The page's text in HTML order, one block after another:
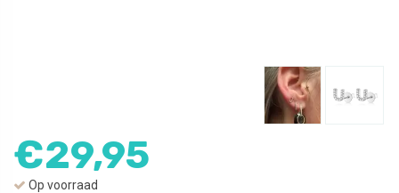
€29,95
Op voorraad